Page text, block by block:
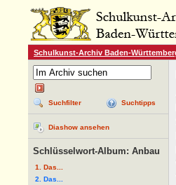
Schulkunst-Archiv Baden-
Suchfilter Suchtipps
Diashow ansehen
Schlüsselwort-Album: Anbau
1. Das...
2. Das...